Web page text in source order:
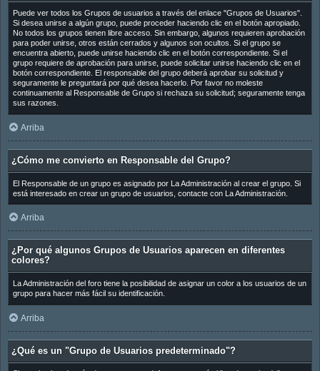
Puede ver todos los Grupos de usuarios a través del enlace "Grupos de Usuarios".
Si desea unirse a algún grupo, puede proceder haciendo clic en el botón apropiado.
No todos los grupos tienen libre acceso. Sin embargo, algunos requieren aprobación
para poder unirse, otros están cerrados y algunos son ocultos. Si el grupo se
encuentra abierto, puede unirse haciendo clic en el botón correspondiente. Si el
grupo requiere de aprobación para unirse, puede solicitar unirse haciendo clic en el
botón correspondiente. El responsable del grupo deberá aprobar su solicitud y
seguramente le preguntará por qué desea hacerlo. Por favor no moleste
continuamente al Responsable de Grupo si rechaza su solicitud; seguramente tenga
sus razones.
Arriba
¿Cómo me convierto en Responsable del Grupo?
El Responsable de un grupo es asignado por La Administración al crear el grupo. Si
está interesado en crear un grupo de usuarios, contacte con La Administración.
Arriba
¿Por qué algunos Grupos de Usuarios aparecen en diferentes
colores?
La Administración del foro tiene la posibilidad de asignar un color a los usuarios de un
grupo para hacer más fácil su identificación.
Arriba
¿Qué es un "Grupo de Usuarios predeterminado"?